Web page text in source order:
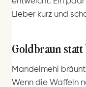
Lieber kurz und
Goldbraun statt
Mandelmehl
Wenn die Waffeln